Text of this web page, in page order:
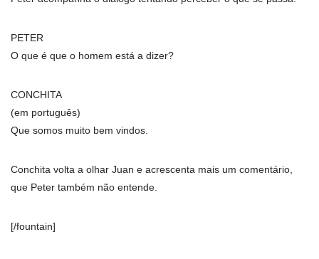
PETER
O que é que o homem está a dizer?
CONCHITA
(em português)
Que somos muito bem vindos.
Conchita volta a olhar Juan e acrescenta mais um comentário,
que Peter também não entende.
[/fountain]